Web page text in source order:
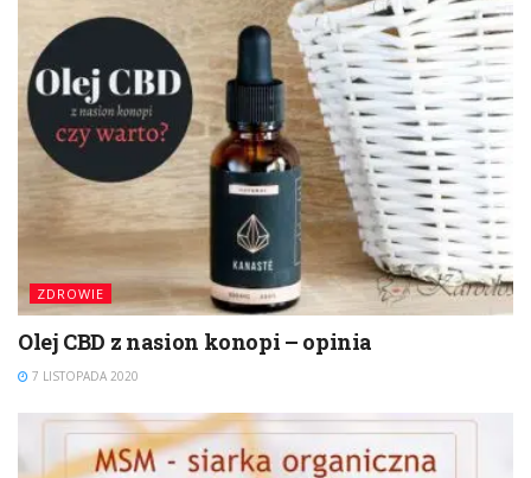
ZDROWIE
Olej CBD z nasion konopi – opinia
7 LISTOPADA 2020